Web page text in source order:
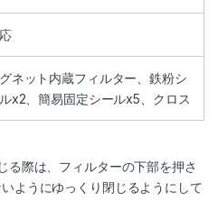
ネット内蔵フィルター、鉄粉シ
x2、簡易固定シールx5、クロス
る際は、フィルターの下部を押さ
ようにゆっくり閉じるようにして